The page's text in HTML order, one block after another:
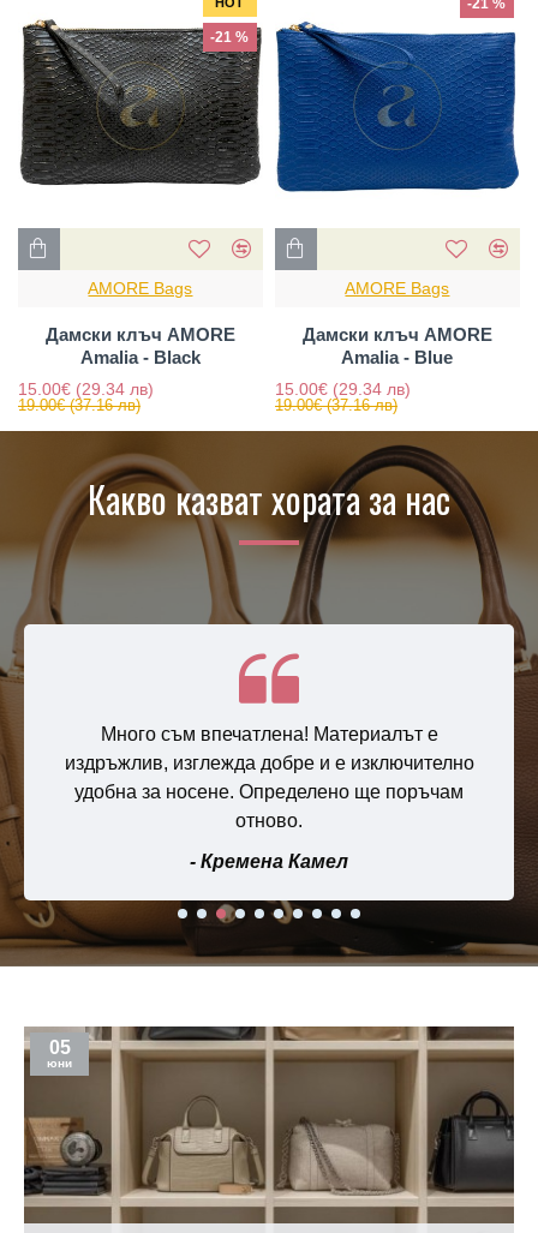
-21 %
AMORE Bags
Дамски клъч AMORE
Amalia - Black
15.00€ (29.34 лв)
19.00€(37.16 лв)
AMORE Bags
Дамски клъч AMORE
Amalia - Blue
15.00€ (29.34 лв)
19.00€(37.16 лв)
Какво казват хората за нас
Много съм впечатлена! Материалът е
издръжлив, изглежда добре и е изключително
удобна за носене. Определено ще поръчам
отново.
- Кремена Камел
05
юни